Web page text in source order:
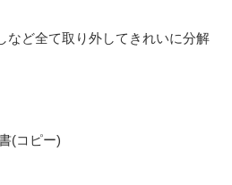
など全て取り外してきれいに分解
(コピー)